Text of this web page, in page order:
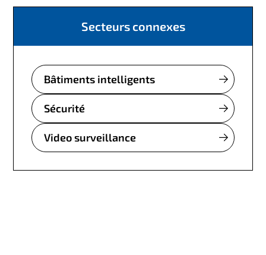
Secteurs connexes
Bâtiments intelligents
Sécurité
Video surveillance